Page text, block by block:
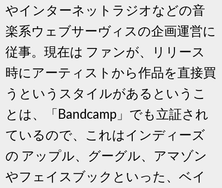
やインターネットラジオなどの音
楽系ウェブサーヴィスの企画運営に
従事。現在は ファンが、リリース
時にアーティストから作品を直接買
うというスタイルがあるというこ
とは、「Bandcamp」でも立証され
ているので、これはインディーズ
の アップル、グーグル、アマゾン
やフェイスブックといった、ベイ